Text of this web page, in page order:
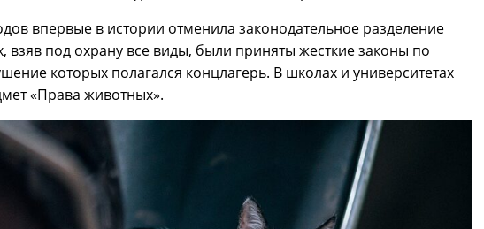
впервые в истории отменила законодательное разделение
под охрану все виды, были приняты жесткие законы по
которых полагался концлагерь. В школах и университетах
«Права животных».